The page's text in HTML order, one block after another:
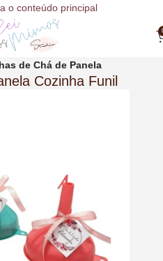
o conteúdo principal
de Chá de Panela
Cozinha Funil